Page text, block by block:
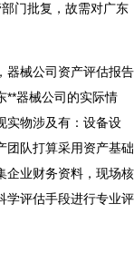
门批复，故需对广东
器械公司资产评估报告
**器械公司的实际情
实物涉及有：设备设
团队打算采用资产基础
企业财务资料，现场核
学评估手段进行专业评